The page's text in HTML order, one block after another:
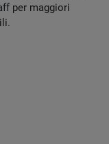
per maggiori